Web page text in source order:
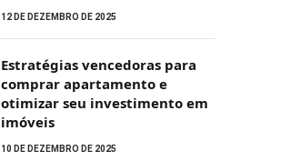
12 DE DEZEMBRO DE 2025
Estratégias vencedoras para
comprar apartamento e
otimizar seu investimento em
imóveis
10 DE DEZEMBRO DE 2025